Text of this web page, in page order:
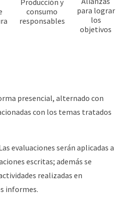
Producción y
consumo
responsables
para lograr
los
objetivos
presencial, alternado con
con los temas tratados
evaluaciones serán aplicadas a
escritas; además se
realizadas en
informes.